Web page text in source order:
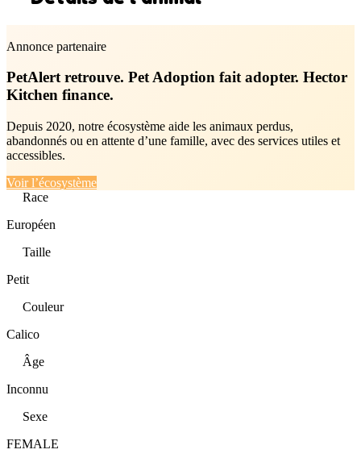
Annonce partenaire
PetAlert retrouve. Pet Adoption fait adopter. Hector
Kitchen finance.
Depuis 2020, notre écosystème aide les animaux perdus,
abandonnés ou en attente d’une famille, avec des services utiles et
accessibles.
Voir l’écosystème
Race
Européen
Taille
Petit
Couleur
Calico
Âge
Inconnu
Sexe
FEMALE